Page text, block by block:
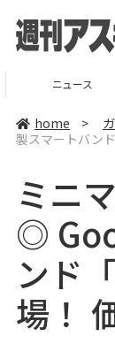
ニュース
home >
製スマートバン
ミニ
◎
ンド
場！